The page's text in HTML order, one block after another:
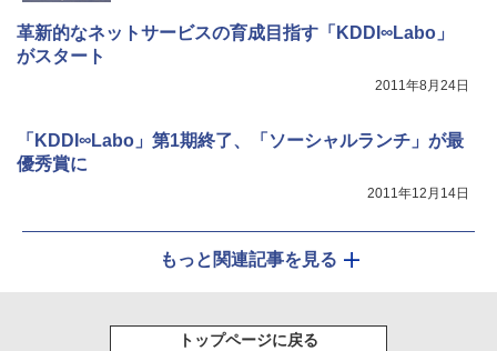
革新的なネットサービスの育成目指す「KDDI∞Labo」
がスタート
2011年8月24日
「KDDI∞Labo」第1期終了、「ソーシャルランチ」が最
優秀賞に
2011年12月14日
もっと関連記事を見る
トップページに戻る